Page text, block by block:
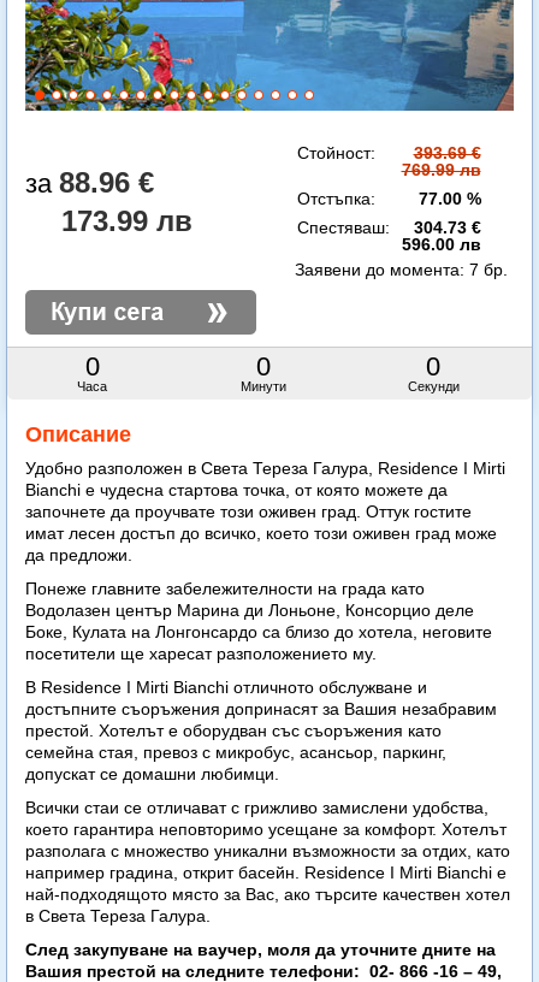
88.96 €
173.99 лв
Стойност:
393.69 €
769.99 лв
Отстъпка:
77.00 %
Спестяваш:
304.73 €
596.00 лв
0
Часа
0
Минути
0
Секунди
Заявени до момента: 7 бр.
Описание
Удобно разположен в Света Тереза Галура, Residence I Mirti
Bianchi е чудесна стартова точка, от която можете да
започнете да проучвате този оживен град. Оттук гостите
имат лесен достъп до всичко, което този оживен град може
да предложи.
Понеже главните забележителности на града като
Водолазен център Марина ди Лоньоне, Консорцио деле
Боке, Кулата на Лонгонсардо са близо до хотела, неговите
посетители ще харесат разположението му.
В Residence I Mirti Bianchi отличното обслужване и
достъпните съоръжения допринасят за Вашия незабравим
престой. Хотелът е оборудван със съоръжения като
семейна стая, превоз с микробус, асансьор, паркинг,
допускат се домашни любимци.
Всички стаи се отличават с грижливо замислени удобства,
което гарантира неповторимо усещане за комфорт. Хотелът
разполага с множество уникални възможности за отдих, като
например градина, открит басейн. Residence I Mirti Bianchi е
най-подходящото място за Вас, ако търсите качествен хотел
в Света Тереза Галура.
След закупуване на ваучер, моля да уточните дните на
Вашия престой на следните телефони: 02- 866 -16 – 49,